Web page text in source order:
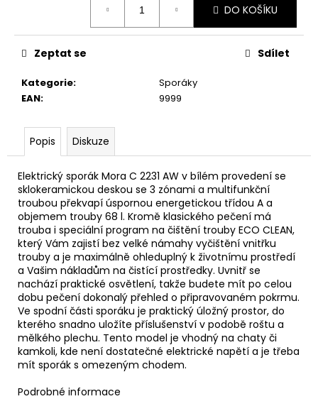
DO KOŠÍKU
Kategorie:
Sporáky
EAN: 9999
Zeptat se Sdílet
Popis Diskuze
Elektrický sporák Mora C 2231 AW v bílém provedení se
sklokeramickou deskou se 3 zónami a multifunkční
troubou překvapí úspornou energetickou třídou A a
objemem trouby 68 l. Kromě klasického pečení má
trouba i speciální program na čištění trouby ECO CLEAN,
který Vám zajistí bez velké námahy vyčištění vnitřku
trouby a je maximálně ohleduplný k životnímu prostředí
a Vašim nákladům na čistící prostředky. Uvnitř se
nachází praktické osvětlení, takže budete mít po celou
dobu pečení dokonalý přehled o připravovaném pokrmu.
Ve spodní části sporáku je praktický úložný prostor, do
kterého snadno uložíte příslušenství v podobě roštu a
mělkého plechu. Tento model je vhodný na chaty či
kamkoli, kde není dostatečné elektrické napětí a je třeba
mít sporák s omezeným chodem.
Podrobné informace
j
e
e
MYČKA
WSIC
3M27
C
13
390
Kč